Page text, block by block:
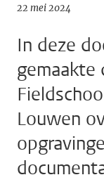
22 mei 2024
In deze
Louwen